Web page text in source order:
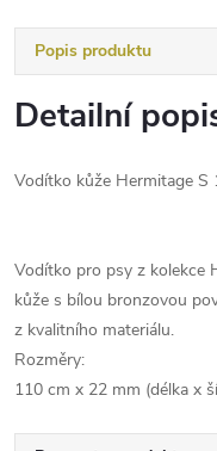
Popis produktu
Detailní
Vodítko kůže Hermitage S
Vodítko pro psy z kolekce
kůže s bílou bronzovou
z kvalitního materiálu.
Rozměry:
110 cm x 22 mm (délka x